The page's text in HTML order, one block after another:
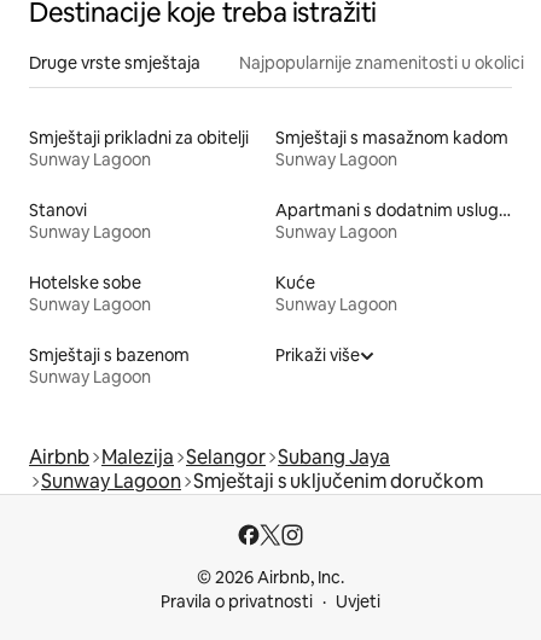
Destinacije koje treba istražiti
Druge vrste smještaja Najpopularnije znamenitosti u okolici
Smještaji prikladni za obitelji
Sunway Lagoon
Smještaji s masažnom kadom
Sunway Lagoon
Stanovi
Sunway Lagoon
Apartmani s dodatnim uslugama
Sunway Lagoon
Hotelske sobe
Sunway Lagoon
Kuće
Sunway Lagoon
Smještaji s bazenom
Sunway Lagoon
Prikaži više
Airbnb Malezija Selangor Subang Jaya
Sunway Lagoon Smještaji s uključenim doručkom
© 2026 Airbnb, Inc.
Pravila o privatnosti
Uvjeti